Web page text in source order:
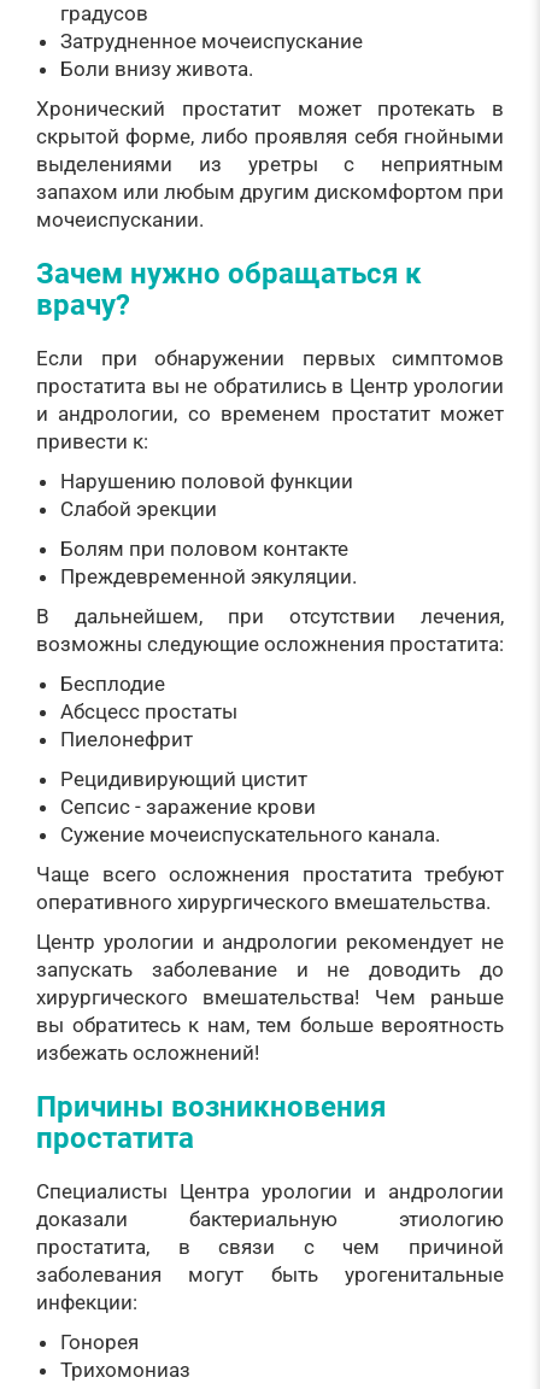
градусов
Затрудненное мочеиспускание
Боли внизу живота.
Хронический простатит может протекать в
скрытой форме, либо проявляя себя гнойными
выделениями из уретры с неприятным
запахом или любым другим дискомфортом при
мочеиспускании.
Зачем нужно обращаться к
врачу?
Если при обнаружении первых симптомов
простатита вы не обратились в Центр урологии
и андрологии, со временем простатит может
привести к:
Нарушению половой функции
Слабой эрекции
Болям при половом контакте
Преждевременной эякуляции.
В дальнейшем, при отсутствии лечения,
возможны следующие осложнения простатита:
Бесплодие
Абсцесс простаты
Пиелонефрит
Рецидивирующий цистит
Сепсис - заражение крови
Сужение мочеиспускательного канала.
Чаще всего осложнения простатита требуют
оперативного хирургического вмешательства.
Центр урологии и андрологии рекомендует не
запускать заболевание и не доводить до
хирургического вмешательства! Чем раньше
вы обратитесь к нам, тем больше вероятность
избежать осложнений!
Причины возникновения
простатита
Специалисты Центра урологии и андрологии
доказали бактериальную этиологию
простатита, в связи с чем причиной
заболевания могут быть урогенитальные
инфекции:
Гонорея
Трихомониаз